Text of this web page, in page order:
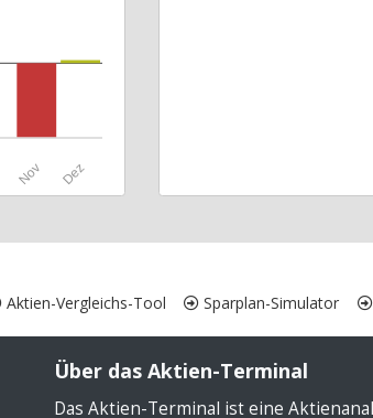
Nov Dez
Aktien-Vergleichs-Tool Sparplan-Simulator
Über das Aktien-Terminal
Das Aktien-Terminal ist eine